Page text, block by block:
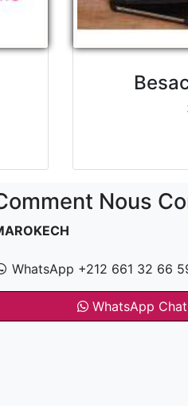
Nous
WhatsApp +212 661 32 66
WhatsApp Chat